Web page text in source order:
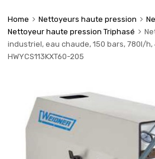
Home Nettoyeurs haute pression
Nettoyeur haute pression Triphasé
industriel, eau chaude, 150 bars, 780l/h,
HWYCS113KXT60-205